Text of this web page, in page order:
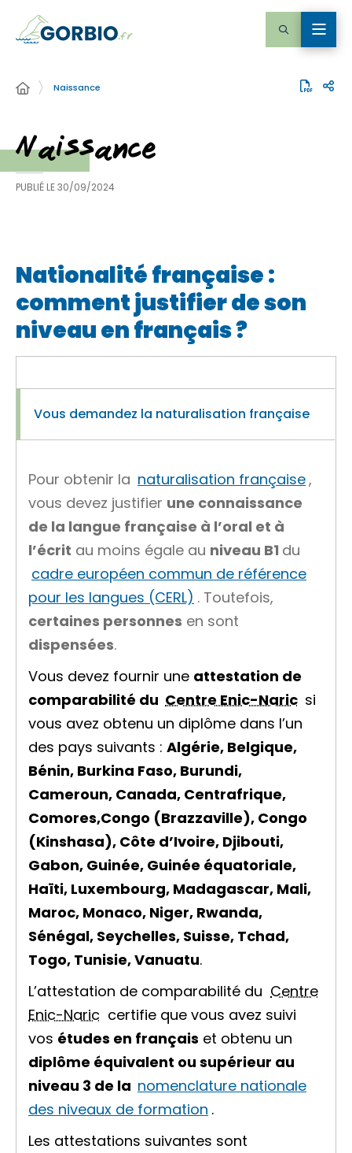
Naissance
Naissance
PUBLIÉ LE30/09/2024
Nationalité française :
comment justifier de son
niveau en français ?
Vous demandez la naturalisation française
Pour obtenir la naturalisation française,
vous devez justifier une connaissance
de la langue française à l’oral et à
l’écrit au moins égale au niveau B1 du
cadre européen commun de référence
pour les langues (CERL) . Toutefois,
certaines personnes en sont
dispensées.
Vous devez fournir une attestation de
comparabilité du Centre Enic-Naric si
vous avez obtenu un diplôme dans l’un
des pays suivants : Algérie, Belgique,
Bénin, Burkina Faso, Burundi,
Cameroun, Canada, Centrafrique,
Comores,Congo (Brazzaville), Congo
(Kinshasa), Côte d’Ivoire, Djibouti,
Gabon, Guinée, Guinée équatoriale,
Haïti, Luxembourg, Madagascar, Mali,
Maroc, Monaco, Niger, Rwanda,
Sénégal, Seychelles, Suisse, Tchad,
Togo, Tunisie, Vanuatu.
L’attestation de comparabilité du Centre
Enic-Naric certifie que vous avez suivi
vos études en français et obtenu un
diplôme équivalent ou supérieur au
niveau 3 de la nomenclature nationale
des niveaux de formation .
Les attestations suivantes sont